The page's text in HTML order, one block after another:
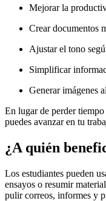
Mejorar la
Crear documentos
Ajustar el tono
Simplificar
Generar imágenes
En lugar de perder
puedes avanzar en tu
¿A quién
Los estudiantes pueden
ensayos o resumir
pulir correos, informes y